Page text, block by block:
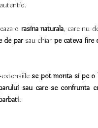
o rasina naturala, care nu
de parsau chiar pe cateva fire
extensiilese pot monta si pe o
sau care se confrunta